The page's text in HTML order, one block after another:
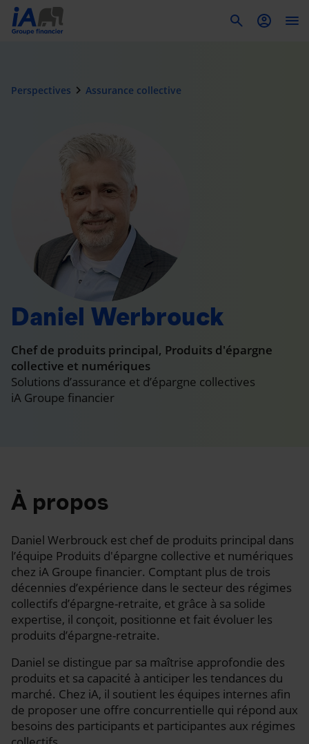
Perspectives navigate_next Assurance collective
Daniel Werbrouck
Chef de produits principal, Produits d'épargne
collective et numériques
Solutions d’assurance et d’épargne collectives
iA Groupe financier
À propos
Daniel Werbrouck est chef de produits principal dans
l’équipe Produits d'épargne collective et numériques
chez iA Groupe financier. Comptant plus de trois
décennies d’expérience dans le secteur des régimes
collectifs d’épargne-retraite, et grâce à sa solide
expertise, il conçoit, positionne et fait évoluer les
produits d’épargne-retraite.
Daniel se distingue par sa maîtrise approfondie des
produits et sa capacité à anticiper les tendances du
marché. Chez iA, il soutient les équipes internes afin
de proposer une offre concurrentielle qui répond aux
besoins des participants et participantes aux régimes